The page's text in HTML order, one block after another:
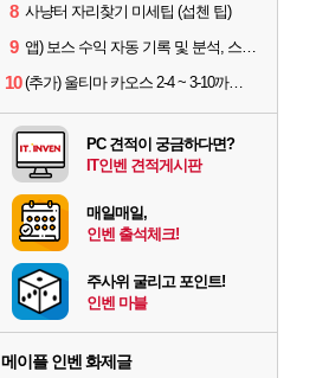
8 사냥터 자리찾기 미세팁 (섭첸 팁)
9 앱) 보스 수익 자동 기록 및 분석, 스케줄러 알림
10 (추가) 울티마 카오스 2-4 ~ 3-10까지 공략 스펙 및 팁 공유
PC 견적이 궁금하다면?
IT인벤 견적게시판
매일매일,
인벤 출석체크!
주사위 굴리고 포인트!
인벤 마블
메이플 인벤 화제글